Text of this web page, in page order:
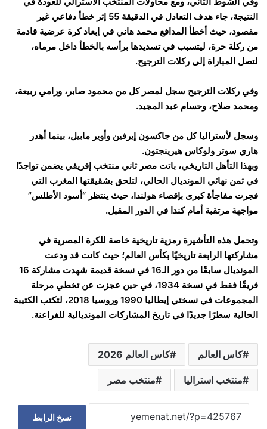
النتيجة، جاء هدف التعادل في الدقيقة 55 إثر خطأ دفاعي غير
مقصود، حيث أخطأ المدافع محمد هاني في إبعاد كرة عرضية قادمة
من ركلة حرة، ليتسبب في تسديدها برأسه بالخطأ داخل مرماه،
لتصل المباراة إلى ركلات الترجيح.
وفي ركلات الترجيح سجل لمصر كل من محمود صابر، ورامي ربيعة،
ومحمد صلاح، وحسام عبد المجيد.
وسجل لأستراليا كل من جاكسون إيرفين وأوير مابيل، بينما أهدر
هاري سوتر ولوكاس هيرينجتون.
وبهذا التأهل التاريخي، باتت مصر ثاني منتخب إفريقي يضمن تواجدًا
في ثمن نهائي المونديال الحالي، لتلحق بشقيقتها المغرب التي
فجرت مفاجأة كبرى بإقصاء هولندا، حيث ينتظر “أسود الأطلس”
مواجهة مرتقبة أمام كندا في الدور المقبل.
وتحمل هذه التأشيرة رمزية تاريخية خاصة للكرة المصرية في
مشاركتها الرابعة تاريخيًا بكأس العالم؛ حيث كانت قد ودعت
المونديال سابقًا من دور الـ16 في نسخة قديمة شهدت مشاركة 16
فريقًا فقط في نسخة 1934، في حين عجزت عن تخطي مرحلة
المجموعات في نسختي إيطاليا 1990 وروسيا 2018، لتكتب الكتيبة
الحالية سطرًا جديدًا في تاريخ المشاركات المونديالية للفراعنة.
كاس العالم كاس العالم 2026
منتخب استراليا منتخب مصر
نسخ الرابط